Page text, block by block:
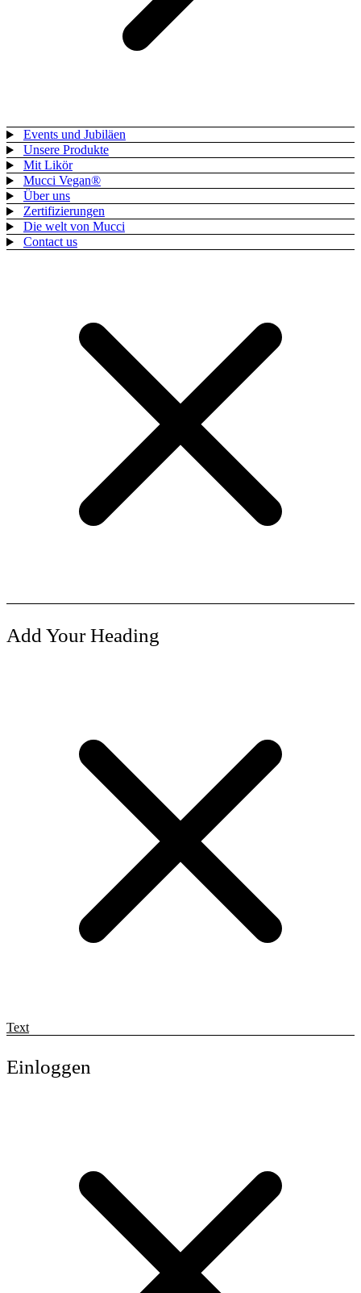
Events und Jubiläen
Unsere Produkte
Mit Likör
Mucci Vegan®
Über uns
Zertifizierungen
Die welt von Mucci
Contact us
Add Your Heading
Text
Einloggen